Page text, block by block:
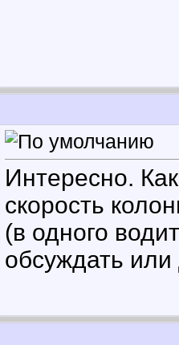
Интересно.
скорость
(в одного
обсуждать